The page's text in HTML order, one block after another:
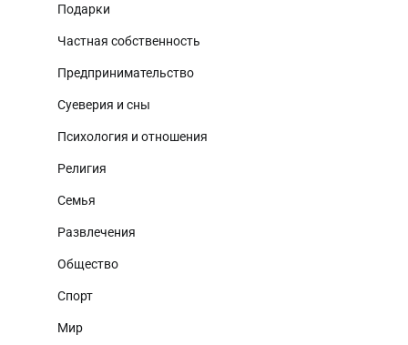
Подарки
Частная собственность
Предпринимательство
Суеверия и сны
Психология и отношения
Религия
Семья
Развлечения
Общество
Спорт
Мир